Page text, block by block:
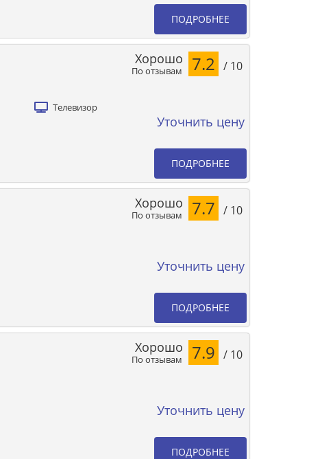
ПОДРОБНЕЕ
Телевизор
По отзывам
Хорошо 7.2 / 10
Уточнить цену
ПОДРОБНЕЕ
По отзывам
Хорошо 7.7 / 10
Уточнить цену
ПОДРОБНЕЕ
По отзывам
Хорошо 7.9 / 10
Уточнить цену
ПОДРОБНЕЕ